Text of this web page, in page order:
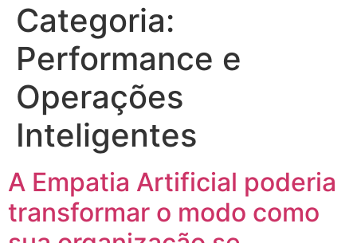
Categoria:
Performance e
Operações
Inteligentes
A Empatia Artificial poderia
transformar o modo como